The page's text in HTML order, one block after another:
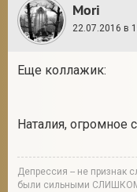
Mori
22.07.2016 в
Еще коллажик:
Наталия, огромное
Депрессия -- не признак
были сильными